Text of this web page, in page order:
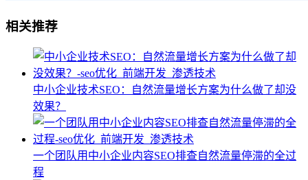
相关推荐
中小企业技术SEO：自然流量增长方案为什么做了却没
效果？
一个团队用中小企业内容SEO排查自然流量停滞的全过
程